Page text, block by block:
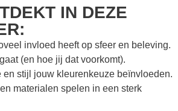
IN DEZE
invloed heeft op sfeer en beleving.
(en hoe jij dat voorkomt).
en stijl jouw kleurenkeuze beïnvloeden.
materialen spelen in een sterk